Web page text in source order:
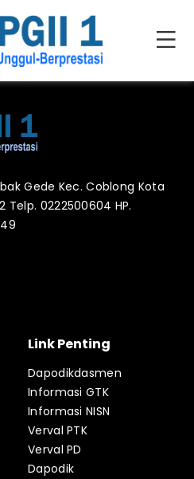
Gede Kec. Coblong Kota
Telp. 0222500604 HP.
Link Penting
Dapodikdasmen
Informasi GTK
Informasi NISN
Verval PTK
Verval PD
Dapodik